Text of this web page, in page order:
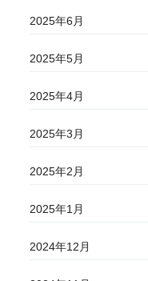
2025年6月
2025年5月
2025年4月
2025年3月
2025年2月
2025年1月
2024年12月